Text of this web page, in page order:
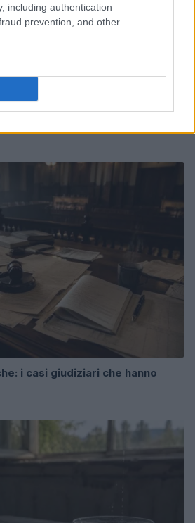
including authentication
prevention, and other
saluto a Milano tra
i casi giudiziari che hanno